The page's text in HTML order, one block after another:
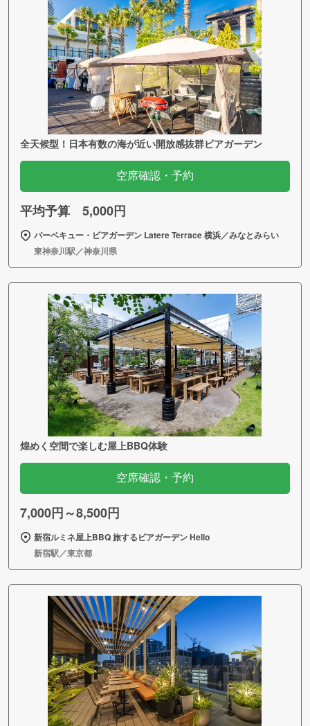
全天候型！日本有数の海が近い開放感抜群ビアガーデン
空席確認・予約
平均予算 5,000円
バーベキュー・ビアガーデン Latere Terrace 横浜／みなとみらい
東神奈川駅／神奈川県
煌めく空間で楽しむ屋上BBQ体験
空席確認・予約
7,000円～8,500円
新宿ルミネ屋上BBQ 旅するビアガーデン Hello
新宿駅／東京都